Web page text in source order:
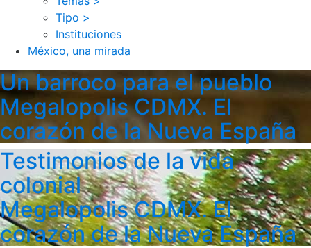
Tipo >
Instituciones
México, una mirada
Un barroco para el pueblo
Megalopolis CDMX. El
corazón de la Nueva España
Testimonios de la vida
colonial
Megalopolis CDMX. El
corazón de la Nueva España